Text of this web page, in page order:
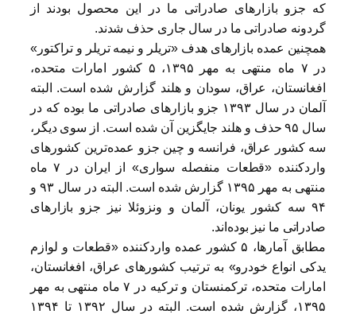
که جزو بازارهای صادراتی ما در این محصول بودند از
گردونه صادراتی ما در سال جاری حذف شدند.
همچنین عمده بازارهای هدف «تریلر و نیمه تریلر و تراکتور»
در ۷ ماه منتهی به مهر ۱۳۹۵، ۵ کشور امارات متحده،
افغانستان، عراق، سودان و هلند گزارش شده است. البته
آلمان در سال ۱۳۹۳ جزو بازارهای صادراتی ما بوده که در
سال ۹۵ حذف و هلند جایگزین آن شده است. از سوی دیگر،
سه کشور عراق، فرانسه و چین جزو عمده‌ترین کشورهای
وارد‌کننده «قطعات منفصله سواری» از ایران در ۷ ماه
منتهی به مهر ۱۳۹۵ گزارش شده است. البته در سال ۹۳ و
۹۴ سه کشور یونان، آلمان و ونزوئلا نیز جزو بازارهای
صادراتی ما نیز بوده‌اند.
مطابق آمارها، ۵ کشور عمده وارد‌کننده «قطعات و لوازم
یدکی انواع خودرو» به ترتیب کشورهای عراق، افغانستان،
امارات متحده، ترکمنستان و ترکیه در ۷ ماه منتهی به مهر
۱۳۹۵، گزارش شده است. البته در سال ۱۳۹۲ تا ۱۳۹۴